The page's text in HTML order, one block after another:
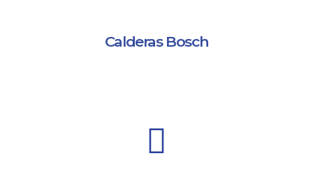
Calderas Bosch